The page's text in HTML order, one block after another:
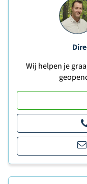
Wij helpen je